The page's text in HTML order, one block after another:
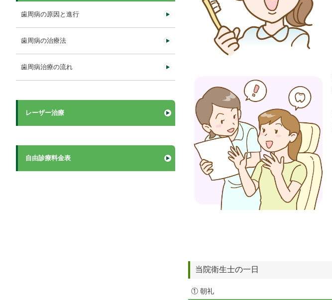
当院衛生士の一日
① 朝礼
歯周病の原因と進行
歯周病の治療法
歯周病治療の流れ
レーザー治療
自由診療料金表